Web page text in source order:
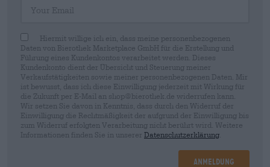
Hiermit willige ich ein, dass meine personenbezogenen
Daten von Bierothek Marketplace GmbH für die Erstellung und
Führung eines Kundenkontos verarbeitet werden. Dieses
Kundenkonto dient der Übersicht und Steuerung meiner
Verkaufstätigkeiten sowie meiner personenbezogenen Daten. Mir
ist bewusst, dass ich diese Einwilligung jederzeit mit Wirkung für
die Zukunft per E-Mail an shop@bierothek.de widerrufen kann.
Wir setzen Sie davon in Kenntnis, dass durch den Widerruf der
Einwilligung die Rechtmäßigkeit der aufgrund der Einwilligung bis
zum Widerruf erfolgten Verarbeitung nicht berührt wird. Weitere
Informationen finden Sie in unserer Datenschutzerklärung
Anmeldung